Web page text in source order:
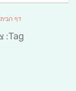
דף הבית
Tag: צימרים בצפון הנגב